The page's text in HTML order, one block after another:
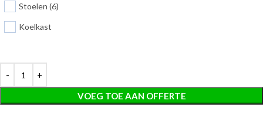
Stoelen (6)
Koelkast
VOEG TOE AAN OFFERTE